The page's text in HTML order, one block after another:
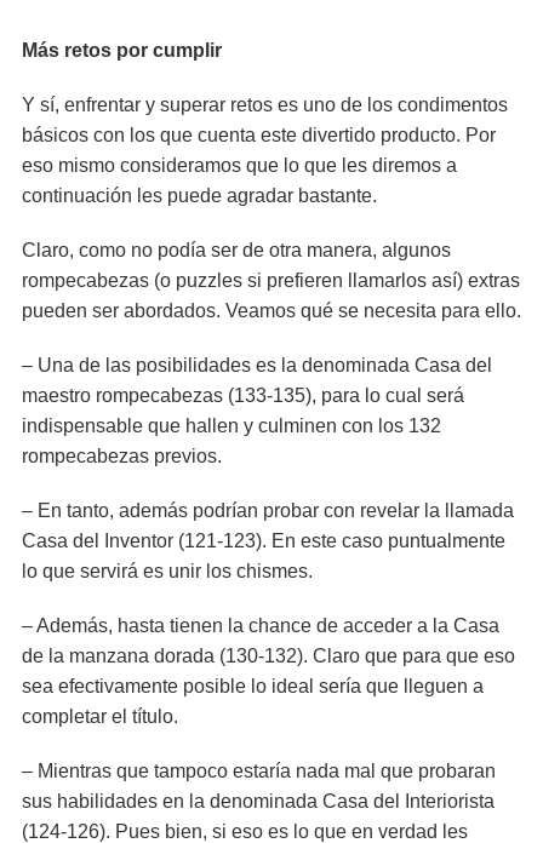
Más retos por cumplir
Y sí, enfrentar y superar retos es uno de los condimentos
básicos con los que cuenta este divertido producto. Por
eso mismo consideramos que lo que les diremos a
continuación les puede agradar bastante.
Claro, como no podía ser de otra manera, algunos
rompecabezas (o puzzles si prefieren llamarlos así) extras
pueden ser abordados. Veamos qué se necesita para ello.
– Una de las posibilidades es la denominada Casa del
maestro rompecabezas (133-135), para lo cual será
indispensable que hallen y culminen con los 132
rompecabezas previos.
– En tanto, además podrían probar con revelar la llamada
Casa del Inventor (121-123). En este caso puntualmente
lo que servirá es unir los chismes.
– Además, hasta tienen la chance de acceder a la Casa
de la manzana dorada (130-132). Claro que para que eso
sea efectivamente posible lo ideal sería que lleguen a
completar el título.
– Mientras que tampoco estaría nada mal que probaran
sus habilidades en la denominada Casa del Interiorista
(124-126). Pues bien, si eso es lo que en verdad les